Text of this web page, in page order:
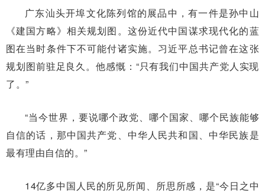
广东汕头开埠文化陈列馆的展品中，有一件是孙中山
《建国方略》相关规划图。这份近代中国谋求现代化的蓝
图在当时条件下不可能付诸实施。习近平总书记曾在这张
规划图前驻足良久。他感慨：“只有我们中国共产党人实现
了。”
“当今世界，要说哪个政党、哪个国家、哪个民族能够
自信的话，那中国共产党、中华人民共和国、中华民族是
最有理由自信的。”
14亿多中国人民的所见所闻、所思所感，是“今日之中